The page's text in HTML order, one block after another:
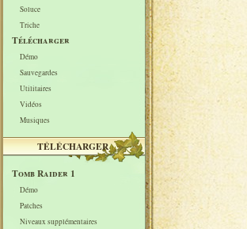
Soluce
Triche
Télécharger
Démo
Sauvegardes
Utilitaires
Vidéos
Musiques
TÉLÉCHARGER
Tomb Raider 1
Démo
Patches
Niveaux supplémentaires